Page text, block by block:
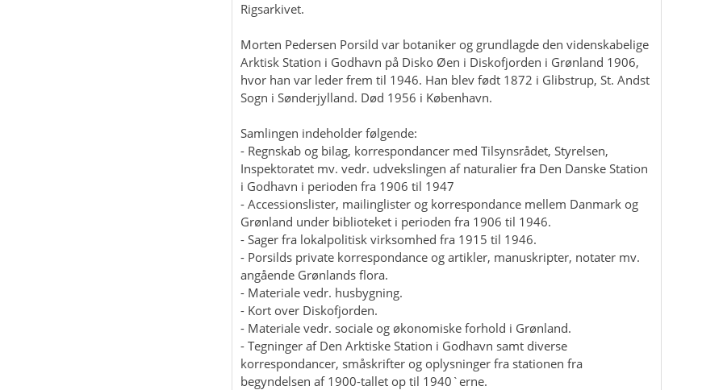
Rigsarkivet.
Morten Pedersen Porsild var botaniker og grundlagde den videnskabelige
Arktisk Station i Godhavn på Disko Øen i Diskofjorden i Grønland 1906,
hvor han var leder frem til 1946. Han blev født 1872 i Glibstrup, St. Andst
Sogn i Sønderjylland. Død 1956 i København.
Samlingen indeholder følgende:
- Regnskab og bilag, korrespondancer med Tilsynsrådet, Styrelsen,
Inspektoratet mv. vedr. udvekslingen af naturalier fra Den Danske Station
i Godhavn i perioden fra 1906 til 1947
- Accessionslister, mailinglister og korrespondance mellem Danmark og
Grønland under biblioteket i perioden fra 1906 til 1946.
- Sager fra lokalpolitisk virksomhed fra 1915 til 1946.
- Porsilds private korrespondance og artikler, manuskripter, notater mv.
angående Grønlands flora.
- Materiale vedr. husbygning.
- Kort over Diskofjorden.
- Materiale vedr. sociale og økonomiske forhold i Grønland.
- Tegninger af Den Arktiske Station i Godhavn samt diverse
korrespondancer, småskrifter og oplysninger fra stationen fra
begyndelsen af 1900-tallet op til 1940`erne.